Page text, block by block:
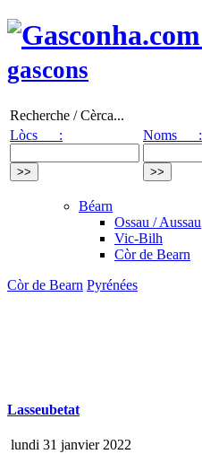
gascons
Recherche / Cèrca...
Lòcs :
Noms :
Béarn
Ossau / Aussau
Vic-Bilh
Còr de Bearn
Còr de Bearn Pyrénées
Lasseubetat
lundi 31 janvier 2022